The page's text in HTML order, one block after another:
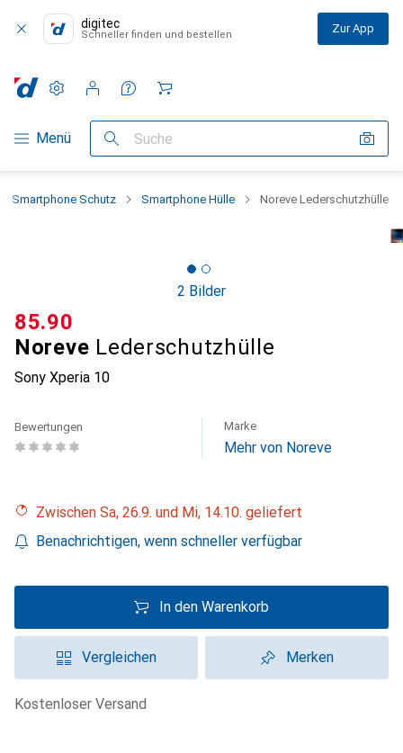
digitec
Schneller finden und bestellen Zur App
Navigation nach Kategorien
Menü Suche
Einstellungen
Kundenkonto
Vergleichslisten
Merklisten
Warenkorb
Smartphone Schutz Smartphone Hülle Noreve Lederschutzhülle
2 Bilder
Noreve Lederschutzhülle
Sony Xperia 10
CHF
85.90
Bewertungen Marke
Mehr von Noreve
Zwischen Sa, 26.9. und Mi, 14.10. geliefert
Benachrichtigen, wenn schneller verfügbar
In den Warenkorb
Vergleichen Merken
kostenloser Versand